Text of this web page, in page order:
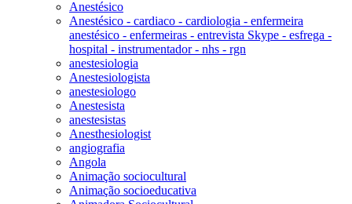
Anestésico
Anestésico - cardiaco - cardiologia - enfermeira
anestésico - enfermeiras - entrevista Skype - esfrega -
hospital - instrumentador - nhs - rgn
anestesiologia
Anestesiologista
anestesiologo
Anestesista
anestesistas
Anesthesiologist
angiografia
Angola
Animação sociocultural
Animação socioeducativa